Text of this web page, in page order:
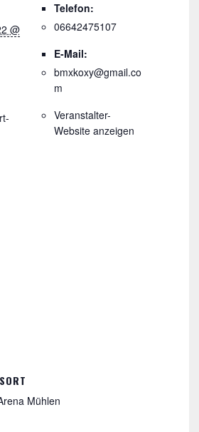
@
Telefon:
06642475107
E-Mail:
bmxkoxy@gmail.co
m
Veranstalter-
Website anzeigen
Mühlen